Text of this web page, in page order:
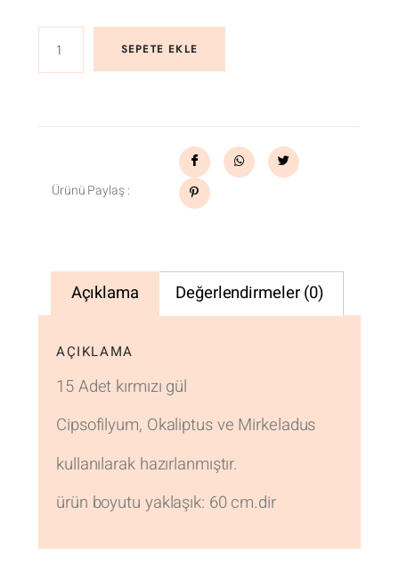
SEPETE EKLE
Ürünü Paylaş :
Açıklama Değerlendirmeler (0)
AÇIKLAMA
15 Adet kırmızı gül
Cipsofilyum, Okaliptus ve Mirkeladus
kullanılarak hazırlanmıştır.
ürün boyutu yaklaşık: 60 cm.dir